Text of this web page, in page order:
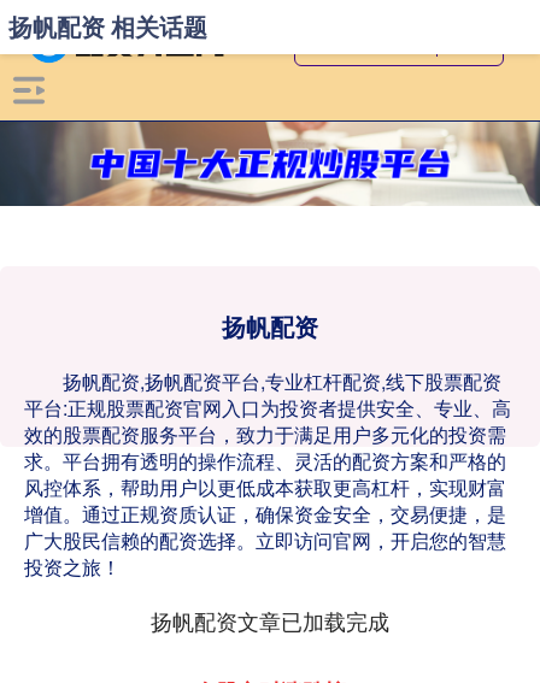
扬帆配资
扬帆配资,扬帆配资平台,专业杠杆配资,线下股票配资
平台:正规股票配资官网入口为投资者提供安全、专业、高
效的股票配资服务平台，致力于满足用户多元化的投资需
求。平台拥有透明的操作流程、灵活的配资方案和严格的
风控体系，帮助用户以更低成本获取更高杠杆，实现财富
增值。通过正规资质认证，确保资金安全，交易便捷，是
广大股民信赖的配资选择。立即访问官网，开启您的智慧
投资之旅！
扬帆配资 相关话题
扬帆配资文章已加载完成